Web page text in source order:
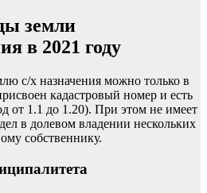
земли
в 2021 году
с/х назначения можно только в
кадастровый номер и есть
от 1.1 до 1.20). При этом не имеет
в долевом владении нескольких
собственнику.